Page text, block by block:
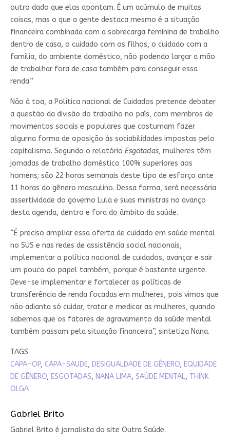
outro dado que elas apontam. É um acúmulo de muitas
coisas, mas o que a gente destaca mesmo é a situação
financeira combinada com a sobrecarga feminina de trabalho
dentro de casa, o cuidado com os filhos, o cuidado com a
família, do ambiente doméstico, não podendo largar a mão
de trabalhar fora de casa também para conseguir essa
renda.”
Não à toa, a Política nacional de Cuidados pretende debater
a questão da divisão do trabalho no país, com membros de
movimentos sociais e populares que costumam fazer
alguma forma de oposição às sociabilidades impostas pelo
capitalismo. Segundo o relatório Esgotadas, mulheres têm
jornadas de trabalho doméstico 100% superiores aos
homens; são 22 horas semanais deste tipo de esforço ante
11 horas do gênero masculino. Dessa forma, será necessária
assertividade do governo Lula e suas ministras no avanço
desta agenda, dentro e fora do âmbito da saúde.
“É preciso ampliar essa oferta de cuidado em saúde mental
no SUS e nas redes de assistência social nacionais,
implementar a política nacional de cuidados, avançar e sair
um pouco do papel também, porque é bastante urgente.
Deve-se implementar e fortalecer as políticas de
transferência de renda focadas em mulheres, pois vimos que
não adianta só cuidar, tratar e medicar as mulheres, quando
sabemos que os fatores de agravamento da saúde mental
também passam pela situação financeira”, sintetiza Nana.
TAGS
CAPA-OP, CAPA-SAUDE, DESIGUALDADE DE GÊNERO, EQUIDADE
DE GÊNERO, ESGOTADAS, NANA LIMA, SAÚDE MENTAL, THINK
OLGA
Gabriel Brito
Gabriel Brito é jornalista do site Outra Saúde.